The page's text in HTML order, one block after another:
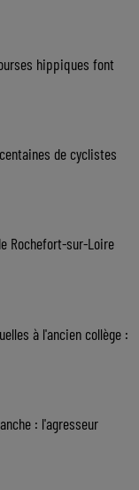
hippiques font
de cyclistes
Rochefort-sur-Loire
à l'ancien collège :
: l'agresseur